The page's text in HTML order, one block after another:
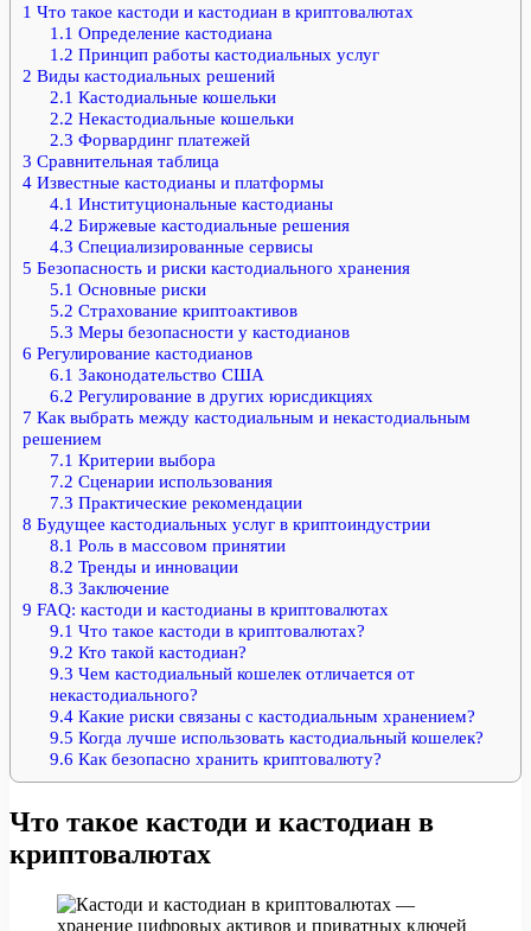
1 Что такое кастоди и кастодиан в криптовалютах
1.1 Определение кастодиана
1.2 Принцип работы кастодиальных услуг
2 Виды кастодиальных решений
2.1 Кастодиальные кошельки
2.2 Некастодиальные кошельки
2.3 Форвардинг платежей
3 Сравнительная таблица
4 Известные кастодианы и платформы
4.1 Институциональные кастодианы
4.2 Биржевые кастодиальные решения
4.3 Специализированные сервисы
5 Безопасность и риски кастодиального хранения
5.1 Основные риски
5.2 Страхование криптоактивов
5.3 Меры безопасности у кастодианов
6 Регулирование кастодианов
6.1 Законодательство США
6.2 Регулирование в других юрисдикциях
7 Как выбрать между кастодиальным и некастодиальным
решением
7.1 Критерии выбора
7.2 Сценарии использования
7.3 Практические рекомендации
8 Будущее кастодиальных услуг в криптоиндустрии
8.1 Роль в массовом принятии
8.2 Тренды и инновации
8.3 Заключение
9 FAQ: кастоди и кастодианы в криптовалютах
9.1 Что такое кастоди в криптовалютах?
9.2 Кто такой кастодиан?
9.3 Чем кастодиальный кошелек отличается от
некастодиального?
9.4Какие риски связаны с кастодиальным хранением?
9.5 Когда лучше использовать кастодиальный кошелек?
9.6 Как безопасно хранить криптовалюту?
Что такое кастоди и кастодиан в
криптовалютах